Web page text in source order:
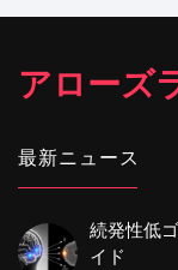
アローズ
最新ニュース
続発性低
イド